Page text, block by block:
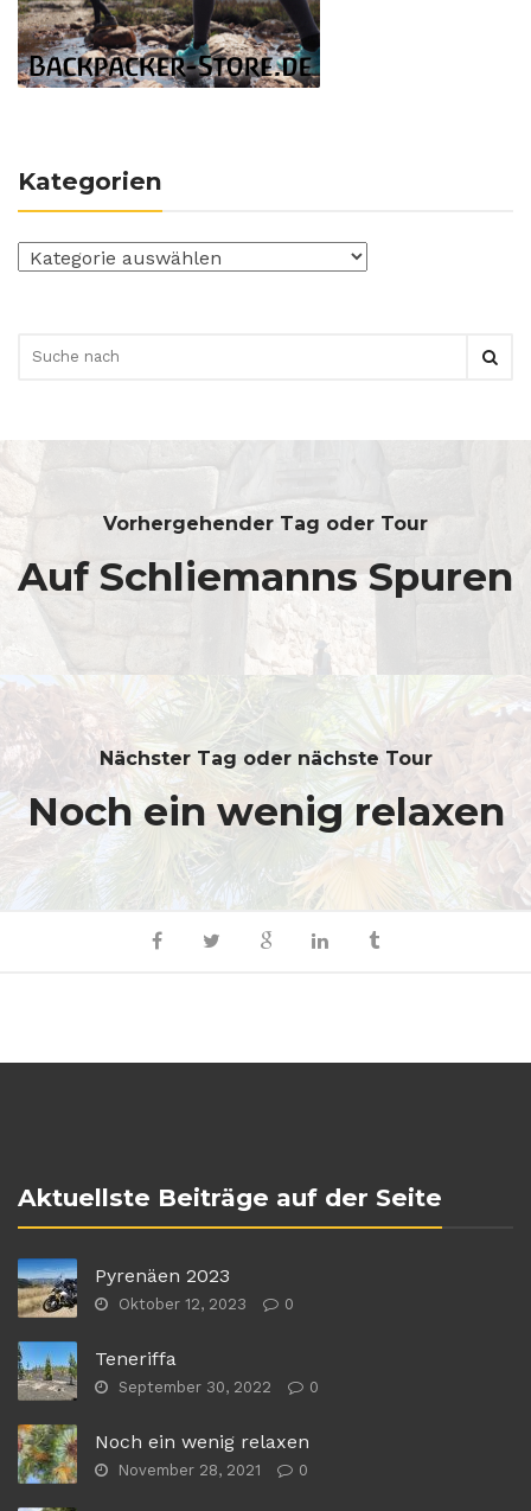
Kategorien
Kategorien
Vorhergehender Tag oder Tour
Auf Schliemanns Spuren
Nächster Tag oder nächste Tour
Noch ein wenig relaxen
Aktuellste Beiträge auf der Seite
Pyrenäen 2023
Oktober 12, 2023 0
Teneriffa
September 30, 2022 0
Noch ein wenig relaxen
November 28, 2021 0